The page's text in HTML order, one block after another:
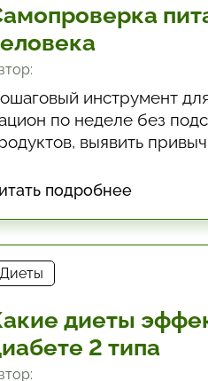
инструмент
по неделе без
выявить
обратиться к врачу.
подробнее
Диеты
диеты
2 типа